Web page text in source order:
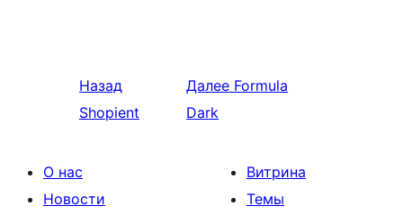
Назад
Shopient
Далее Formula
Dark
О нас
Новости
Витрина
Темы